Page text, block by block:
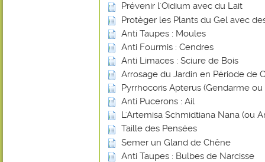
Prévenir l'Oidium avec du Lait
Protèger les Plants du Gel avec
Anti Taupes : Moules
Anti Fourmis : Cendres
Anti Limaces : Sciure de Bois
Arrosage du Jardin en Période de
Pyrrhocoris Apterus (Gendarme ou
Anti Pucerons : Ail
L'Artemisa Schmidtiana Nana (ou
Taille des Pensées
Semer un Gland de Chêne
Anti Taupes : Bulbes de Narcisse